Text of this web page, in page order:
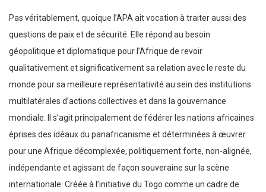
Pas véritablement, quoique l’APA ait vocation à traiter aussi des
questions de paix et de sécurité. Elle répond au besoin
géopolitique et diplomatique pour l’Afrique de revoir
qualitativement et significativement sa relation avec le reste du
monde pour sa meilleure représentativité au sein des institutions
multilatérales d’actions collectives et dans la gouvernance
mondiale. Il s’agit principalement de fédérer les nations africaines
éprises des idéaux du panafricanisme et déterminées à œuvrer
pour une Afrique décomplexée, politiquement forte, non-alignée,
indépendante et agissant de façon souveraine sur la scène
internationale. Créée à l’initiative du Togo comme un cadre de